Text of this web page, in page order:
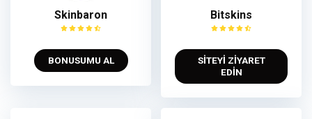
Skinbaron
BONUSUMU AL
Bitskins
SİTEYİ ZİYARET
EDİN